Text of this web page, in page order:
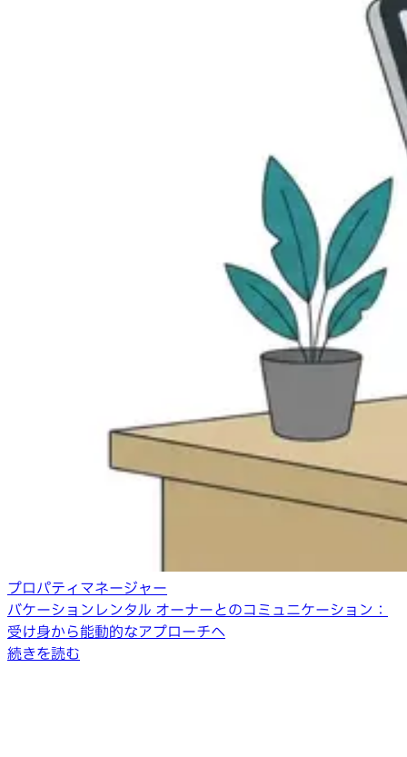
プロパティマネージャー
バケーションレンタル オーナーとのコミュニケーション：
受け身から能動的なアプローチへ
続きを読む